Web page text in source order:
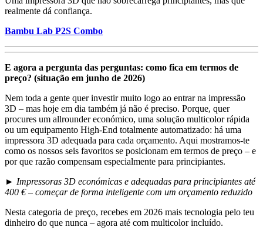
realmente dá confiança.
Bambu Lab P2S Combo
E agora a pergunta das perguntas: como fica em termos de
preço? (situação em junho de 2026)
Nem toda a gente quer investir muito logo ao entrar na impressão
3D – mas hoje em dia também já não é preciso. Porque, quer
procures um allrounder económico, uma solução multicolor rápida
ou um equipamento High-End totalmente automatizado: há uma
impressora 3D adequada para cada orçamento. Aqui mostramos-te
como os nossos seis favoritos se posicionam em termos de preço – e
por que razão compensam especialmente para principiantes.
► Impressoras 3D económicas e adequadas para principiantes até
400 € – começar de forma inteligente com um orçamento reduzido
Nesta categoria de preço, recebes em 2026 mais tecnologia pelo teu
dinheiro do que nunca – agora até com multicolor incluído.